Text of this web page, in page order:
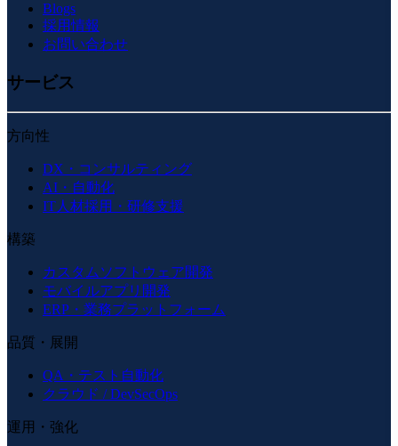
Blogs
採用情報
お問い合わせ
サービス
方向性
DX・コンサルティング
AI・自動化
IT人材採用・研修支援
構築
カスタムソフトウェア開発
モバイルアプリ開発
ERP・業務プラットフォーム
品質・展開
QA・テスト自動化
クラウド / DevSecOps
運用・強化